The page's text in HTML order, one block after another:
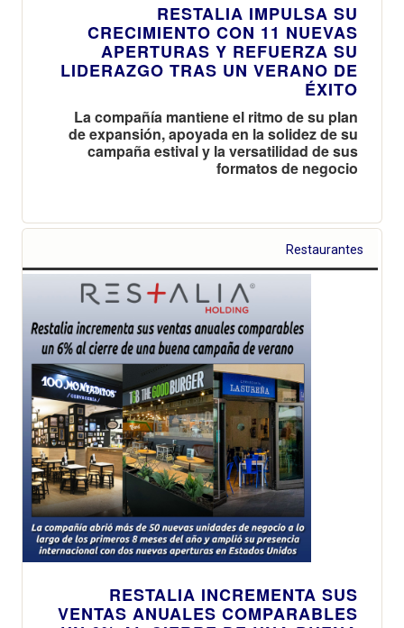
RESTALIA IMPULSA SU
CRECIMIENTO CON 11 NUEVAS
APERTURAS Y REFUERZA SU
LIDERAZGO TRAS UN VERANO DE
ÉXITO
La compañía mantiene el ritmo de su plan
de expansión, apoyada en la solidez de su
campaña estival y la versatilidad de sus
formatos de negocio
Restaurantes
RESTALIA INCREMENTA SUS
VENTAS ANUALES COMPARABLES